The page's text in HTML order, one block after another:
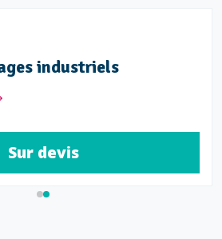
industriels
Sur devis